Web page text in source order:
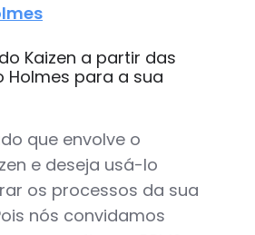
Kaizen a partir das
Holmes para a sua
que envolve o
e deseja usá-lo
os processos da sua
nós convidamos